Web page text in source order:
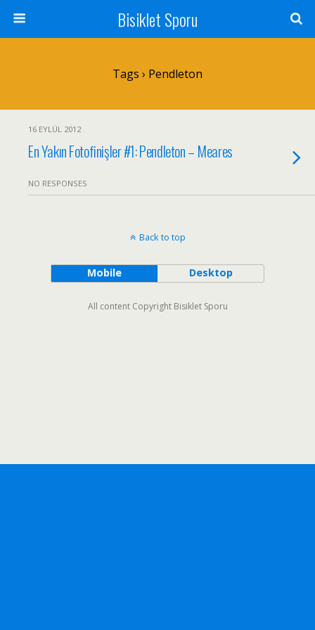
Bisiklet Sporu
Tags › Pendleton
16 EYLÜL 2012
En Yakın Fotofinişler #1: Pendleton – Meares
NO RESPONSES
Back to top
Mobile Desktop
All content Copyright Bisiklet Sporu